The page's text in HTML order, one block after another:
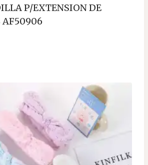
P/EXTENSION DE
AF50906